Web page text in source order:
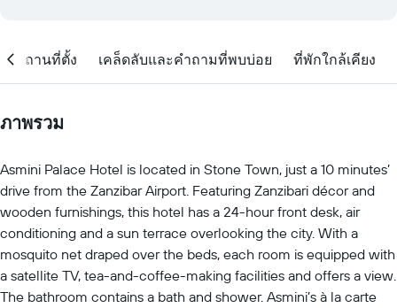
สถานที่ตั้ง เคล็ดลับและคำถามที่พบบ่อย ที่พักใกล้เคียง
ภาพรวม
Asmini Palace Hotel is located in Stone Town, just a 10 minutes’
drive from the Zanzibar Airport. Featuring Zanzibari décor and
wooden furnishings, this hotel has a 24-hour front desk, air
conditioning and a sun terrace overlooking the city. With a
mosquito net draped over the beds, each room is equipped with
a satellite TV, tea-and-coffee-making facilities and offers a view.
The bathroom contains a bath and shower. Asmini’s à la carte